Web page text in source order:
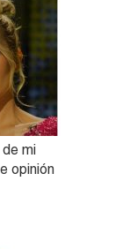
mi
opinión